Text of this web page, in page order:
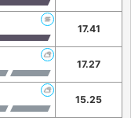
17.41
17.27
15.25